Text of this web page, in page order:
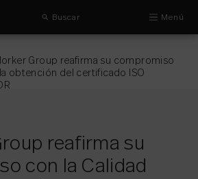
Buscar Menú
Group reafirma su compromiso
obtención del certificado ISO
reafirma su
con la Calidad